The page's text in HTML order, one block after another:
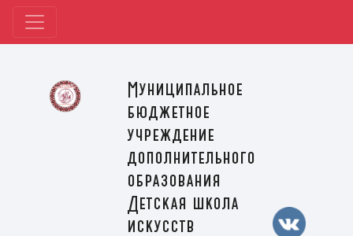
Муниципальное
бюджетное
учреждение
дополнительного
образования
Детская школа
искусств